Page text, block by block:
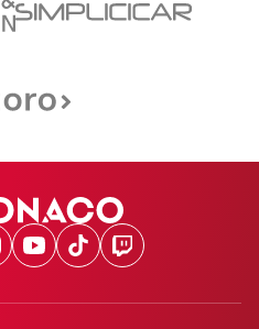
Youtube
TikTokTwitch